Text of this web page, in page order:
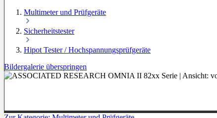
Multimeter und Prüfgeräte
Sicherheitstester
Hipot Tester / Hochspannungsprüfgeräte
Bildergalerie überspringen